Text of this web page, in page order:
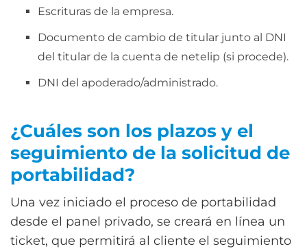
Escrituras de la empresa.
Documento de cambio de titular junto al DNI
del titular de la cuenta de netelip (si procede).
DNI del apoderado/administrado.
¿Cuáles son los plazos y el
seguimiento de la solicitud de
portabilidad?
Una vez iniciado el proceso de portabilidad
desde el panel privado, se creará en línea un
ticket, que permitirá al cliente el seguimiento